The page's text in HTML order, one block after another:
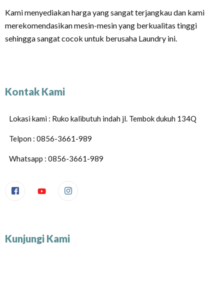
Kami menyediakan harga yang sangat terjangkau dan kami
merekomendasikan mesin-mesin yang berkualitas tinggi
sehingga sangat cocok untuk berusaha Laundry ini.
Kontak Kami
Lokasi kami : Ruko kalibutuh indah jl. Tembok dukuh 134Q
Telpon : 0856-3661-989
Whatsapp : 0856-3661-989
Kunjungi Kami